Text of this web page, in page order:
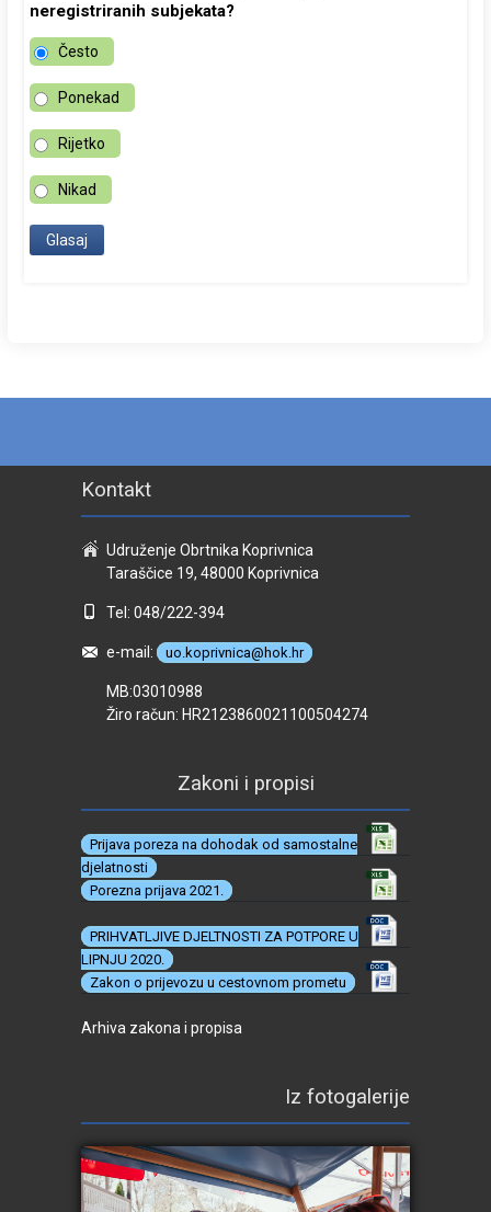
neregistriranih subjekata?
Često
Ponekad
Rijetko
Nikad
Kontakt
Udruženje Obrtnika Koprivnica
Taraščice 19, 48000 Koprivnica
Tel: 048/222-394
e-mail: uo.koprivnica@hok.hr
MB:03010988
Žiro račun: HR2123860021100504274
Zakoni i propisi
Prijava poreza na dohodak od samostalne
djelatnosti
Porezna prijava 2021.
PRIHVATLJIVE DJELTNOSTI ZA POTPORE U
LIPNJU 2020.
Zakon o prijevozu u cestovnom prometu
Arhiva zakona i propisa
Iz fotogalerije